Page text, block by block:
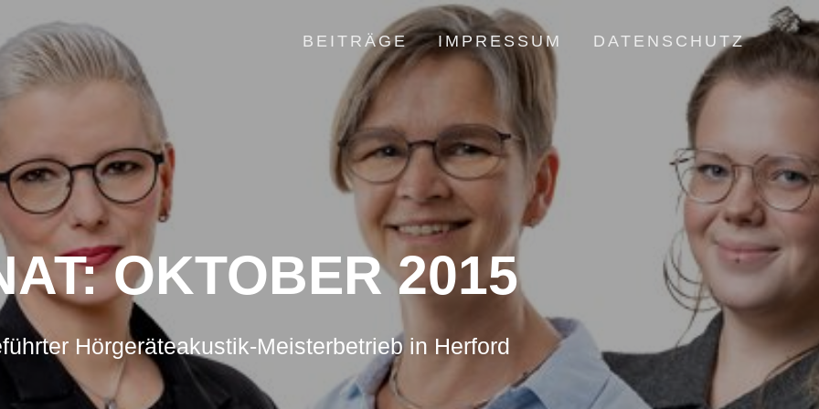
BEITRÄGE IMPRESSUM DATENSCHUTZ
OKTOBER 2015
Hörgeräteakustik-Meisterbetrieb in Herford